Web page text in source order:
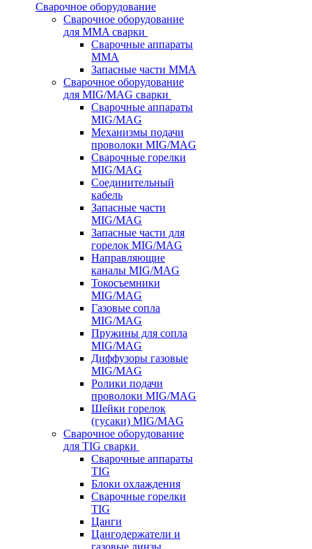
Сварочное оборудование
Сварочное оборудование
для MMA сварки
Сварочные аппараты
MMA
Запасные части MMA
Сварочное оборудование
для MIG/MAG сварки
Сварочные аппараты
MIG/MAG
Механизмы подачи
проволоки MIG/MAG
Сварочные горелки
MIG/MAG
Соединительный
кабель
Запасные части
MIG/MAG
Запасные части для
горелок MIG/MAG
Направляющие
каналы MIG/MAG
Токосъемники
MIG/MAG
Газовые сопла
MIG/MAG
Пружины для сопла
MIG/MAG
Диффузоры газовые
MIG/MAG
Ролики подачи
проволоки MIG/MAG
Шейки горелок
(гусаки) MIG/MAG
Сварочное оборудование
для TIG сварки
Сварочные аппараты
TIG
Блоки охлаждения
Сварочные горелки
TIG
Цанги
Цангодержатели и
газовые линзы